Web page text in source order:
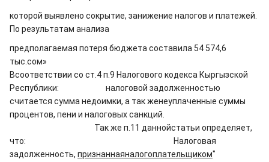
которой выявлено сокрытие, занижение налогов и платежей.
По результатам анализа
предполагаемая потеря бюджета составила 54 574,6
тыс.сом»
Всоответствии со ст.4 п.9 Налогового кодекса Кыргызской
Республики: налоговой задолженностью
считается сумма недоимки, а так женеуплаченные суммы
процентов, пени и налоговых санкций.
Так же п.11 даннойстатьи определяет,
что:
Налоговая
задолженность, признаннаяналогоплательщиком"